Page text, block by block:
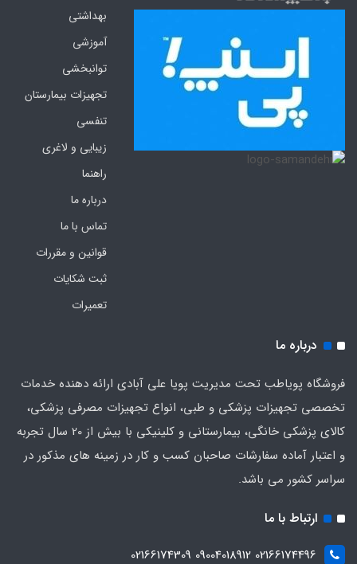
بهداشتی
آموزشی
توانبخشی
تجهیزات بیمارستان
تنفسی
زیبایی و لاغری
راهنما
درباره ما
تماس با ما
قوانین و مقررات
ثبت شکایات
تعمیرات
درباره ما
فروشگاه پویاطب تحت مدیریت پویا علی آبادی ارائه دهنده خدمات
تخصصی تجهیزات پزشکی و طبی، انواع تجهیزات مصرفی پزشکی،
کالای پزشکی خانگی، بیمارستانی و کلینیکی با بیش از 20 سال تجربه
و اعتبار آماده سفارشات صاحبان کسب و کار در زمینه های مذکور در
سراسر کشور می باشد.
ارتباط با ما
02166174496 09004018912 02166174309